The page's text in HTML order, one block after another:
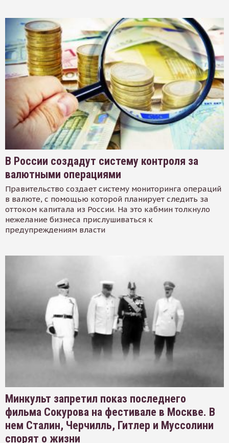
В России создадут систему контроля за
валютными операциями
Правительство создает систему мониторинга операций
в валюте, с помощью которой планирует следить за
оттоком капитала из России. На это кабмин толкнуло
нежелание бизнеса прислушиваться к
предупреждениям власти
Минкульт запретил показ последнего
фильма Сокурова на фестивале в Москве. В
нем Сталин, Черчилль, Гитлер и Муссолини
спорят о жизни